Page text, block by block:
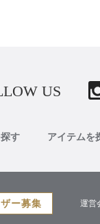
US
す アイテムを
ー募集 運営